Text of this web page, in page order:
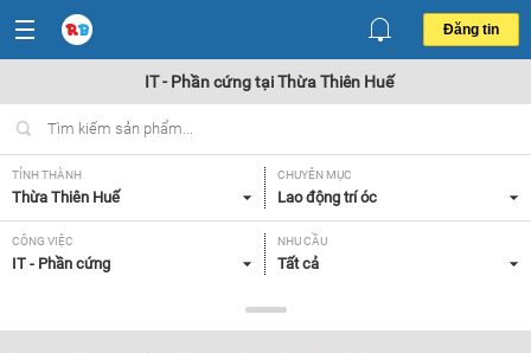
Đăng tin
IT - Phần cứng tại Thừa Thiên Huế
TỈNH THÀNH
Thừa Thiên Huế
CHUYÊN MỤC
Lao động trí óc
CÔNG VIỆC
IT - Phần cứng
NHU CẦU
Tất cả
Tất cả